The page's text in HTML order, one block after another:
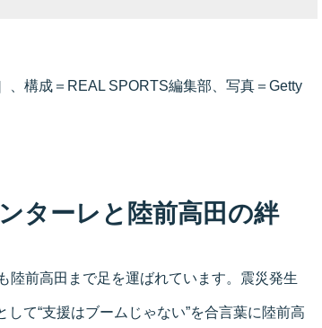
、構成＝REAL SPORTS編集部、写真＝Getty
ターレと陸前高田の絆
前高田まで足を運ばれています。震災発生
て“支援はブームじゃない”を合言葉に陸前高